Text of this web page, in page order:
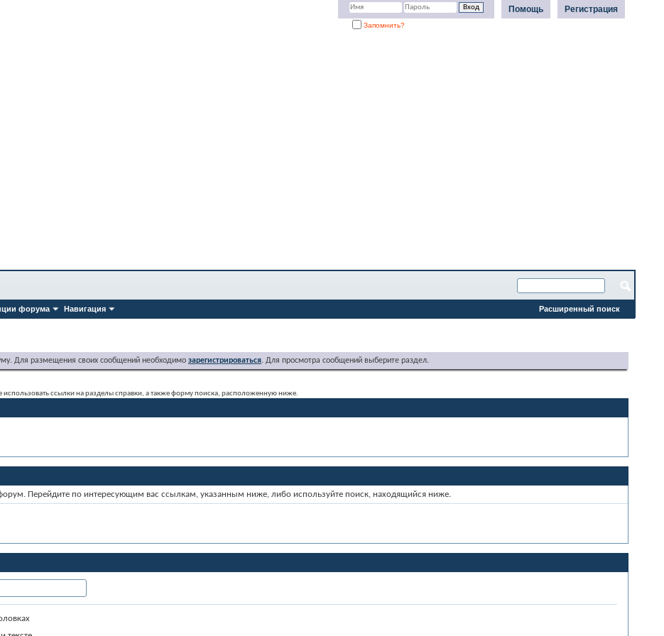
Регистрация
Помощь
Запомнить?
форума Навигация Расширенный поиск
Для размещения своих сообщений необходимо зарегистрироваться. Для просмотра сообщений выберите раздел.
использовать ссылки на разделы справки, а также форму поиска, расположенную ниже.
Перейдите по интересующим вас ссылкам, указанным ниже, либо используйте поиск, находящийся ниже.